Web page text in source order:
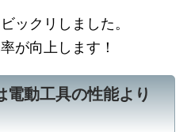
ックリしました。
が向上します！
電動工具の性能より